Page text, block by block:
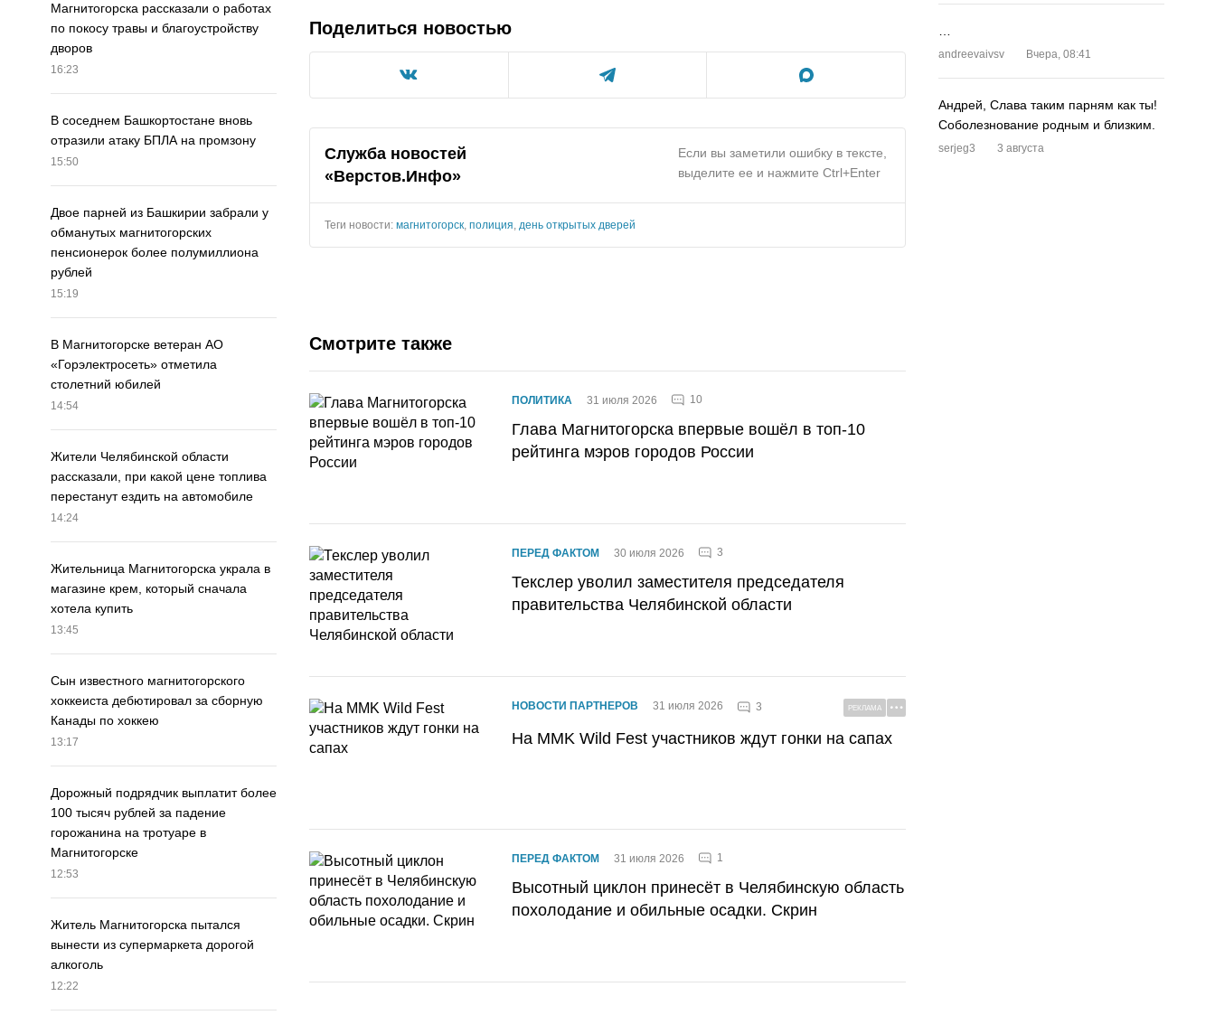
Магнитогорска рассказали о работах
по покосу травы и благоустройству
дворов
16:23
В соседнем Башкортостане вновь
отразили атаку БПЛА на промзону
15:50
Двое парней из Башкирии забрали у
обманутых магнитогорских
пенсионерок более полумиллиона
рублей
15:19
В Магнитогорске ветеран АО
«Горэлектросеть» отметила
столетний юбилей
14:54
Жители Челябинской области
рассказали, при какой цене топлива
перестанут ездить на автомобиле
14:24
Жительница Магнитогорска украла в
магазине крем, который сначала
хотела купить
13:45
Сын известного магнитогорского
хоккеиста дебютировал за сборную
Канады по хоккею
13:17
Дорожный подрядчик выплатит более
100 тысяч рублей за падение
горожанина на тротуаре в
Магнитогорске
12:53
Житель Магнитогорска пытался
вынести из супермаркета дорогой
алкоголь
12:22
Поделиться новостью
Служба новостей
«Верстов.Инфо»
Если вы заметили ошибку в тексте,
выделите ее и нажмите Ctrl+Enter
Теги новости: магнитогорск полиция день открытых дверей
Смотрите также
ПОЛИТИКА 31 июля 2026 10
Глава Магнитогорска впервые вошёл в топ-10
рейтинга мэров городов России
ПЕРЕД ФАКТОМ 30 июля 2026 3
Текслер уволил заместителя председателя
правительства Челябинской области
НОВОСТИ ПАРТНЕРОВ 31 июля 2026 3 РЕКЛАМА
На MMK Wild Fest участников ждут гонки на сапах
ПЕРЕД ФАКТОМ 31 июля 2026 1
Высотный циклон принесёт в Челябинскую область
похолодание и обильные осадки. Скрин
andreevaivsv Вчера, 08:41
Андрей, Слава таким парням как ты!
Соболезнование родным и близким.
serjeg3 3 августа